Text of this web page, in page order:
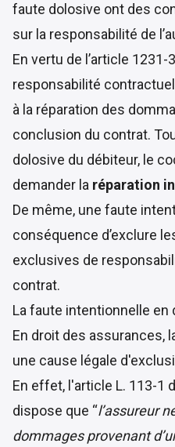
faute dolosive ont des
sur la responsabilité de
En vertu de l’article 1231-3
responsabilité
à la réparation des
conclusion du contrat.
dolosive du débiteur, le
demander la réparation
De même, une faute
conséquence d’exclure
exclusives de
contrat.
La faute intentionnelle
En droit des assurances,
une cause légale
En effet, l'article L. 113-1
dispose que “l’assureur
dommages provenant